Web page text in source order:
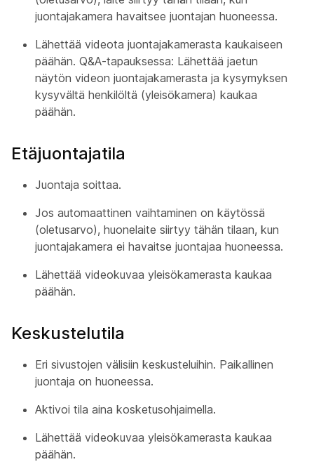
juontajakamera havaitsee juontajan huoneessa.
Lähettää videota juontajakamerasta kaukaiseen
päähän. Q&A-tapauksessa: Lähettää jaetun
näytön videon juontajakamerasta ja kysymyksen
kysyvältä henkilöltä (yleisökamera) kaukaa
päähän.
Etäjuontajatila
Juontaja soittaa.
Jos automaattinen vaihtaminen on käytössä
(oletusarvo), huonelaite siirtyy tähän tilaan, kun
juontajakamera ei havaitse juontajaa huoneessa.
Lähettää videokuvaa yleisökamerasta kaukaa
päähän.
Keskustelutila
Eri sivustojen välisiin keskusteluihin. Paikallinen
juontaja on huoneessa.
Aktivoi tila aina kosketusohjaimella.
Lähettää videokuvaa yleisökamerasta kaukaa
päähän.